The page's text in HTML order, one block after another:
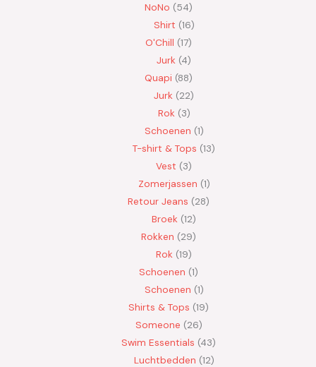
NoNo
54
Shirt 16
O'Chill 17
Jurk 4
Quapi 88
Jurk
22
Rok 3
Schoenen 1
T-shirt & Tops 13
Vest
3
Zomerjassen 1
Retour Jeans
28
Broek 12
Rokken
29
Rok 19
Schoenen 1
Schoenen 1
Shirts & Tops 19
Someone 26
Swim Essentials 43
Luchtbedden 12